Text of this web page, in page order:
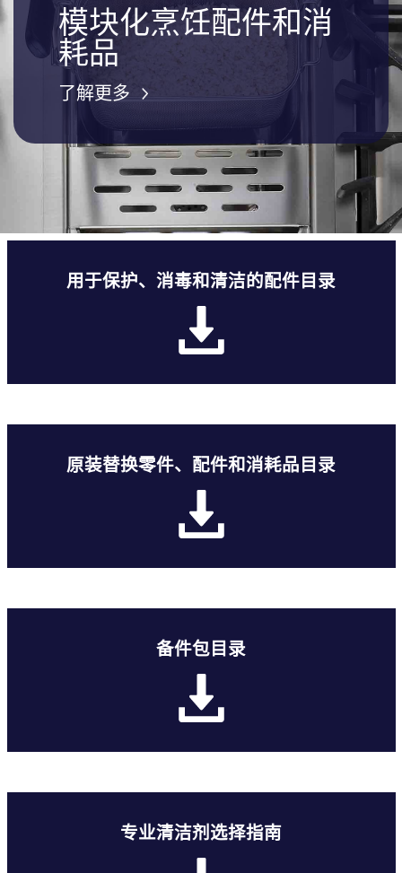
模块化烹饪配件和消
耗品
了解更多
用于保护、消毒和清洁的配件目录
原装替换零件、配件和消耗品目录
备件包目录
专业清洁剂选择指南